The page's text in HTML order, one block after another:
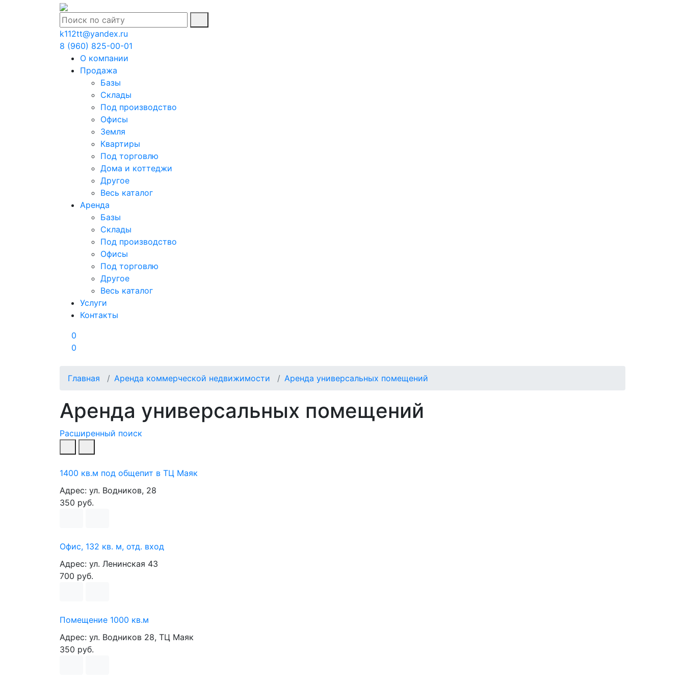
k112tt@yandex.ru
8 (960) 825-00-01
О компании
Продажа
Базы
Склады
Под производство
Офисы
Земля
Квартиры
Под торговлю
Дома и коттеджи
Другое
Весь каталог
Аренда
Базы
Склады
Под производство
Офисы
Под торговлю
Другое
Весь каталог
Услуги
Контакты
0
0
Главная Аренда коммерческой недвижимости Аренда универсальных помещений
Аренда универсальных помещений
Расширенный поиск
1400 кв.м под общепит в ТЦ Маяк
Адрес: ул. Водников, 28
350 руб.
Офис, 132 кв. м, отд. вход
Адрес: ул. Ленинская 43
700 руб.
Помещение 1000 кв.м
Адрес: ул. Водников 28, ТЦ Маяк
350 руб.